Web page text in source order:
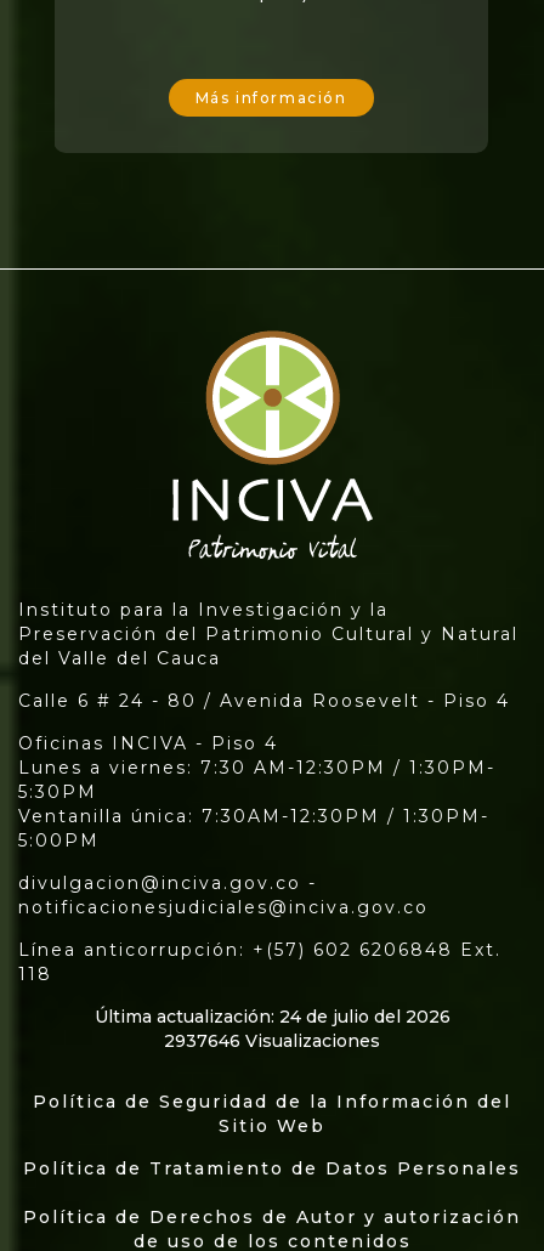
Más información
Instituto para la Investigación y la
Preservación del Patrimonio Cultural y Natural
del Valle del Cauca
Calle 6 # 24 - 80 / Avenida Roosevelt - Piso 4
Oficinas INCIVA - Piso 4
Lunes a viernes: 7:30 AM-12:30PM / 1:30PM-
5:30PM
Ventanilla única: 7:30AM-12:30PM / 1:30PM-
5:00PM
divulgacion@inciva.gov.co -
notificacionesjudiciales@inciva.gov.co
Línea anticorrupción: +(57) 602 6206848 Ext.
118
Última actualización: 24 de julio del 2026
2937646 Visualizaciones
Política de Seguridad de la Información del
Sitio Web
Política de Tratamiento de Datos Personales
Política de Derechos de Autor y autorización
de uso de los contenidos